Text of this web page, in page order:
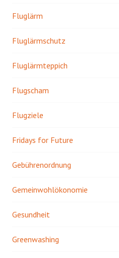
Fluglärm
Fluglärmschutz
Fluglärmteppich
Flugscham
Flugziele
Fridays for Future
Gebührenordnung
Gemeinwohlökonomie
Gesundheit
Greenwashing